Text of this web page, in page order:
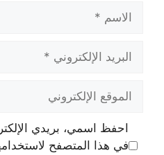
الاسم
البريد
الإلكتروني
الموقع
الإلكتروني
احفظ اسمي، بريدي
في هذا المتصفح